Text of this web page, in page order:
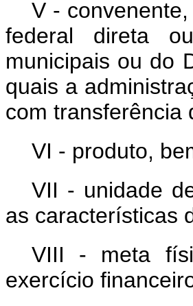
V -
federal direta
municipais ou do
quais a
com transferência
VI - produto,
VII - unidade
as características
VIII - meta
exercício